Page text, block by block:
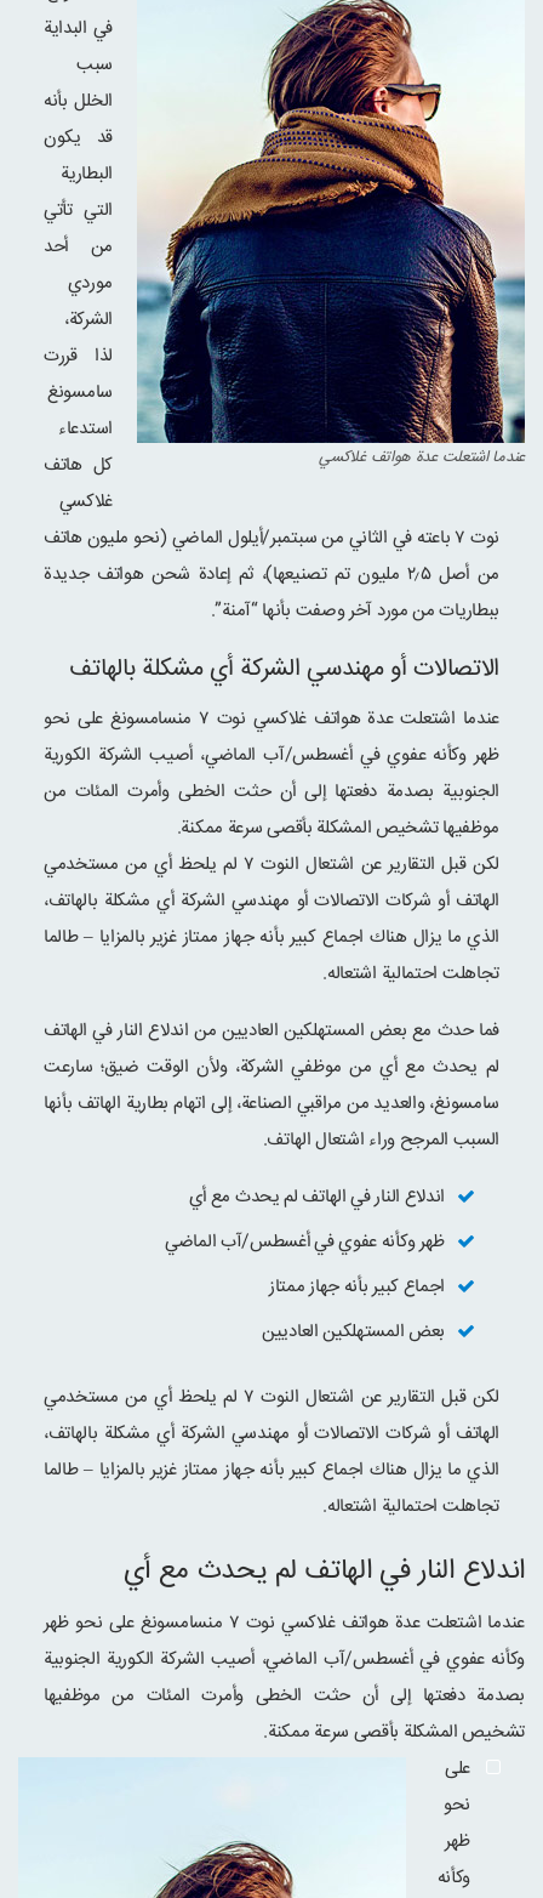
عندما اشتعلت عدة هواتف غلاكسي
في البداية
سبب
الخلل بأنه
قد يكون
البطارية
التي تأتي
من أحد
موردي
الشركة،
لذا قررت
سامسونغ
استدعاء
كل هاتف
غلاكسي
نوت ۷ باعته في الثاني من سبتمبر/أيلول الماضي (نحو مليون هاتف
من أصل ۲٫۵ مليون تم تصنيعها)، ثم إعادة شحن هواتف جديدة
ببطاريات من مورد آخر وصفت بأنها “آمنة”.
الاتصالات أو مهندسي الشركة أي مشكلة بالهاتف
عندما اشتعلت عدة هواتف غلاكسي نوت ۷ منسامسونغ على نحو
ظهر وكأنه عفوي في أغسطس/آب الماضي، أصيب الشركة الكورية
الجنوبية بصدمة دفعتها إلى أن حثت الخطى وأمرت المئات من
موظفيها تشخيص المشكلة بأقصى سرعة ممكنة.
لكن قبل التقارير عن اشتعال النوت ۷ لم يلحظ أي من مستخدمي
الهاتف أو شركات الاتصالات أو مهندسي الشركة أي مشكلة بالهاتف،
الذي ما يزال هناك اجماع كبير بأنه جهاز ممتاز غزير بالمزايا – طالما
تجاهلت احتمالية اشتعاله.
فما حدث مع بعض المستهلكين العاديين من اندلاع النار في الهاتف
لم يحدث مع أي من موظفي الشركة، ولأن الوقت ضيق؛ سارعت
سامسونغ، والعديد من مراقبي الصناعة، إلى اتهام بطارية الهاتف بأنها
السبب المرجح وراء اشتعال الهاتف.
اندلاع النار في الهاتف لم يحدث مع أي
ظهر وكأنه عفوي في أغسطس/آب الماضي
اجماع كبير بأنه جهاز ممتاز
بعض المستهلكين العاديين
لكن قبل التقارير عن اشتعال النوت ۷ لم يلحظ أي من مستخدمي
الهاتف أو شركات الاتصالات أو مهندسي الشركة أي مشكلة بالهاتف،
الذي ما يزال هناك اجماع كبير بأنه جهاز ممتاز غزير بالمزايا – طالما
تجاهلت احتمالية اشتعاله.
اندلاع النار في الهاتف لم يحدث مع أي
عندما اشتعلت عدة هواتف غلاكسي نوت ۷ منسامسونغ على نحو ظهر
وكأنه عفوي في أغسطس/آب الماضي، أصيب الشركة الكورية الجنوبية
بصدمة دفعتها إلى أن حثت الخطى وأمرت المئات من موظفيها
تشخيص المشكلة بأقصى سرعة ممكنة.
على
نحو
ظهر
وكأنه